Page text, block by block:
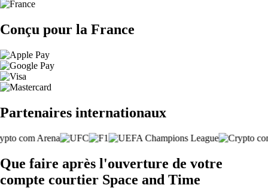
Conçu pour la France
Partenaires internationaux
Que faire après l'ouverture de votre
compte courtier Space and Time